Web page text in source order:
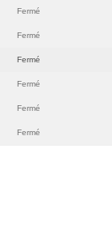
Fermé
Fermé
Fermé
Fermé
Fermé
Fermé